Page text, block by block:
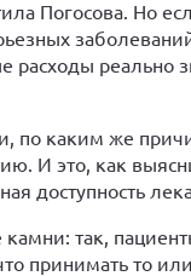
Погосова. Но
расходы реально
по каким же
И это, как
доступность
так,
принимать то